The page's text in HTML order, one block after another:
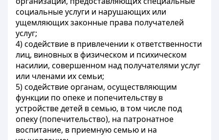
социальные услуги и нарушающих или
ущемляющих законные права получателей
услуг;
4) содействие в привлечении к ответственности
лиц, виновных в физическом и психическом
насилии, совершенном над получателями услуг
или членами их семьи;
5) содействие органам, осуществляющим
функции по опеке и попечительству в
устройстве детей в семью, в том числе под
опеку (попечительство), на патронатное
воспитание, в приемную семью и на